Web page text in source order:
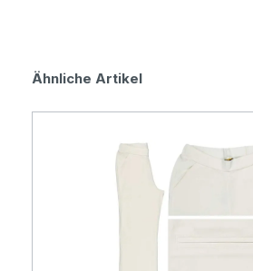
Produktgalerie überspringen
Ähnliche Artikel